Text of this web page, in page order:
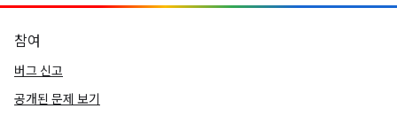
참여
버그 신고
공개된 문제 보기